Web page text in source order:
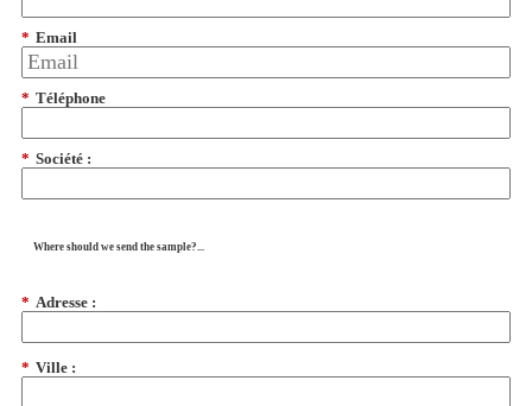
* Email
* Téléphone
* Société :
Where should we send the sample?...
* Adresse :
* Ville :